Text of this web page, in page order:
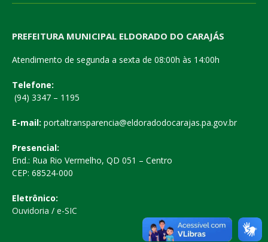
PREFEITURA MUNICIPAL ELDORADO DO CARAJÁS
Atendimento de segunda a sexta de 08:00h às 14:00h
Telefone:
(94) 3347 – 1195
E-mail: portaltransparencia@eldoradodocarajas.pa.gov.br
Presencial:
End.: Rua Rio Vermelho, QD 051 – Centro
CEP: 68524-000
Eletrônico:
Ouvidoria / e-SIC